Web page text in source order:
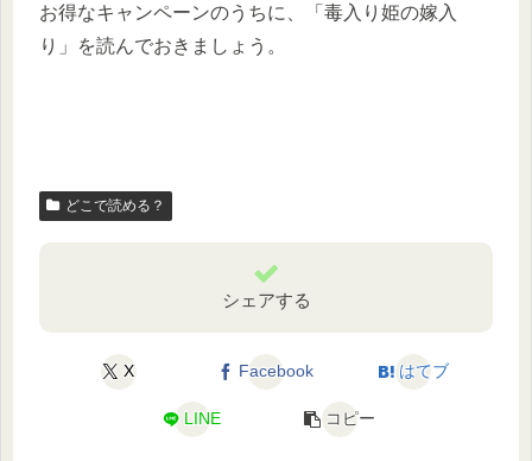
お得なキャンペーンのうちに、「毒入り姫の嫁入
り」を読んでおきましょう。
どこで読める？
シェアする
X Facebook はてブ
LINE コピー